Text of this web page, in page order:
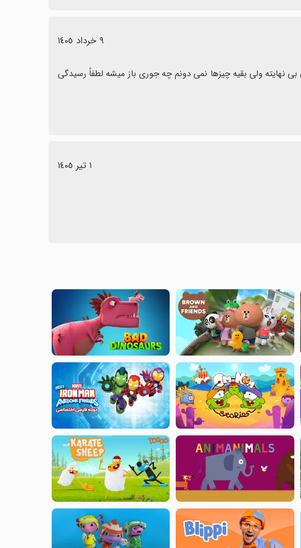
٩ خرداد ١٤٠٥
١ تیر ١٤٠٥